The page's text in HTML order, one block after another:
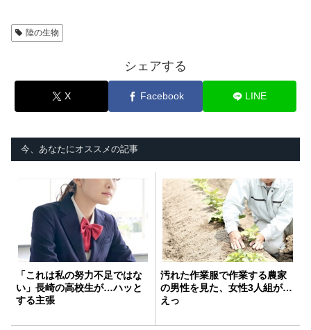
陸の生物
シェアする
X Facebook LINE
今、あなたにオススメの記事
「これは私の努力不足ではな
い」長崎の高校生が…ハッと
する主張
汚れた作業服で作業する農家
の男性を見た、女性3人組が…
えっ